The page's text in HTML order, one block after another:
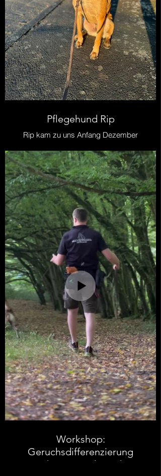
Pflegehund Rip
Rip kam zu uns Anfang Dezember
aktuellen Zuhause wegen
Überforderung ausziehen musste.
Er kommt ursprünglich aus Spanien,
ist 2,5 Jahre alt und kastriert - ein
belgischer Schäferhund (Malinois).
Seine Themen waren unter
anderem:
- Kommt nicht zur Ruhe
- Schnappt
- Zerrt an der Leine
- Kann nicht alleine bleiben
- Zerstört Dinge
und einige weitere Themen.
Wir arbeiten mit ihm an seinen
Themen und hoffen 2026 ein neues
Zuhause für ihn zu finden.
Workshop:
Geruchsdifferenzierung
mit Theresa und Matthias